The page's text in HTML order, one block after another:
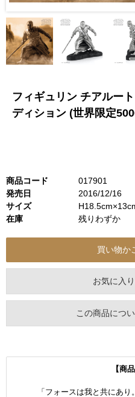
フィギュリン チアルー
ディション (世界限定
商品コード
017901
発売日
2016/12/16
サイズ
在庫
残りわずか
お気に入
この商品につ
【商
「フォースは我と共にあ